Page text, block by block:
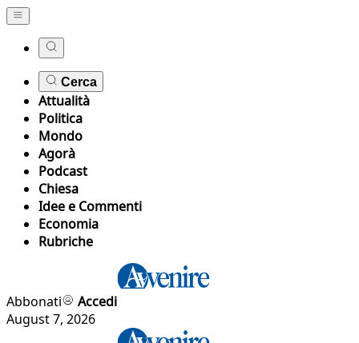
Cerca
Attualità
Politica
Mondo
Agorà
Podcast
Chiesa
Idee e Commenti
Economia
Rubriche
Abbonati
Accedi
August 7, 2026